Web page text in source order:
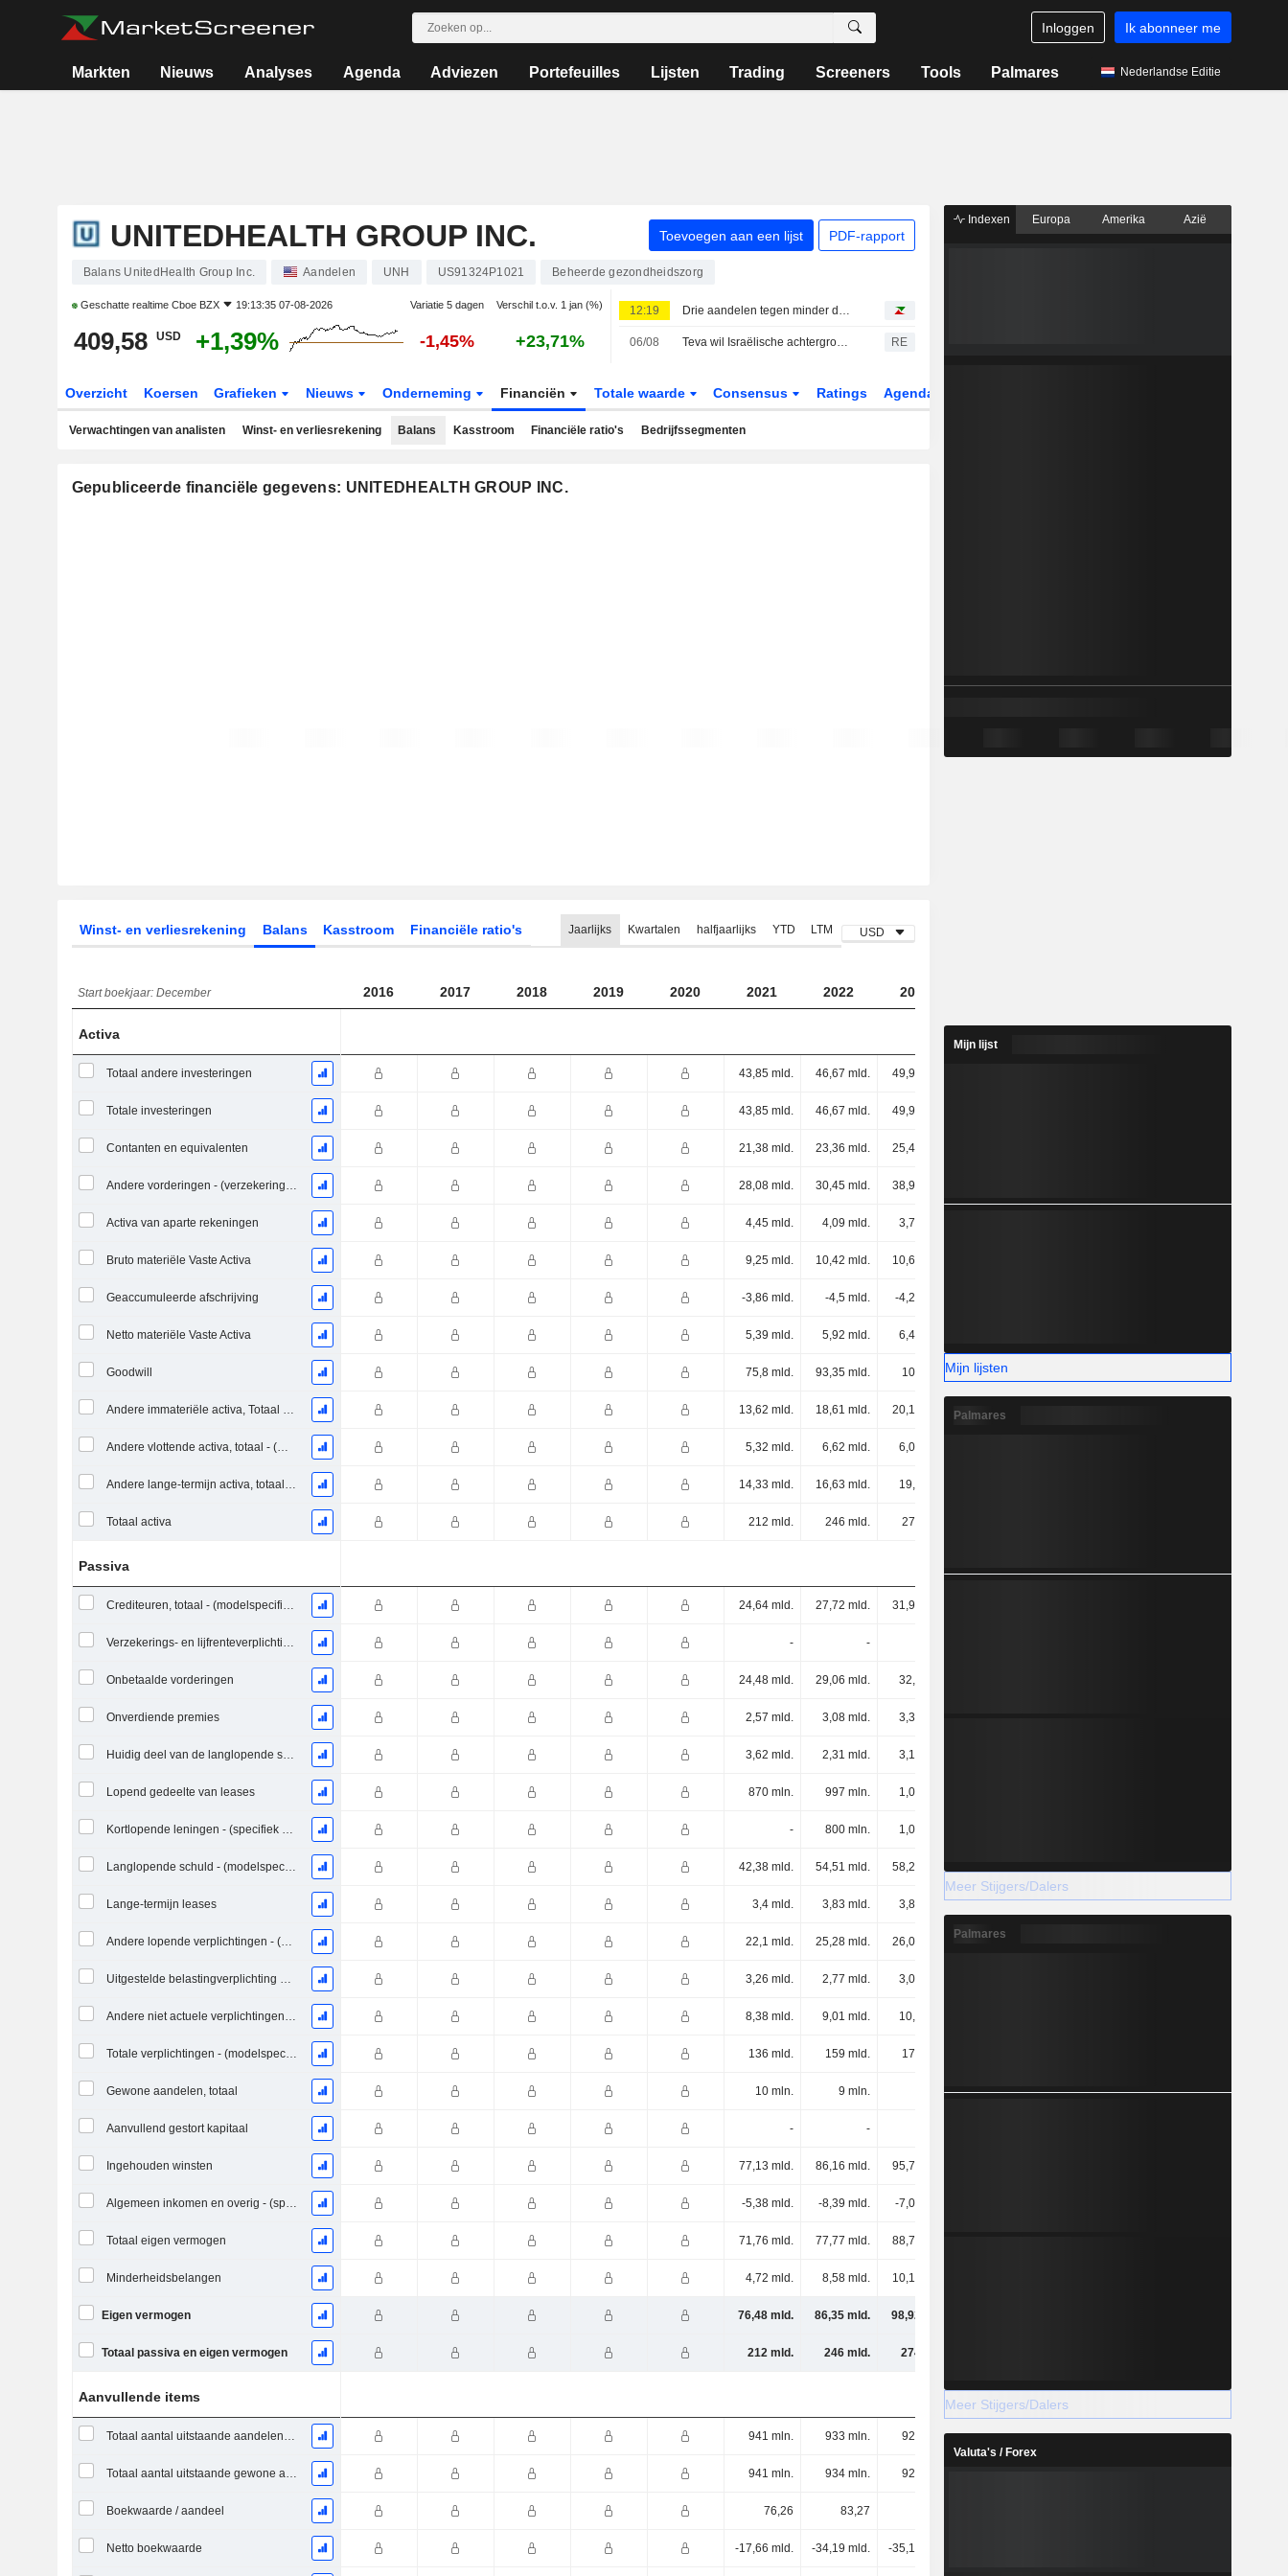
Inloggen Ik abonneer me
Markten Nieuws Analyses Agenda Adviezen Portefeuilles Lijsten Trading Screeners Tools Palmares Nederlandse Editie
UNITEDHEALTH GROUP INC. Toevoegen aan een lijst PDF-rapport
Balans UnitedHealth Group Inc. Aandelen UNH US91324P1021 Beheerde gezondheidszorg
Geschatte realtime Cboe BZX 19:13:35 07-08-2026 Variatie 5 dagen Verschil t.o.v. 1 jan (%)
409,58 USD +1,39% -1,45% +23,71%
12:19 Drie aandelen tegen minder dan 5 keer de winst: koopje of valstrik?
06/08 Teva wil Israëlische achtergrond buiten rechtszaal houden vanwege oorlog in Gaza RE
Overzicht Koersen Grafieken Nieuws Onderneming Financiën Totale waarde Consensus Ratings Agenda
Verwachtingen van analisten Winst- en verliesrekening Balans Kasstroom Financiële ratio's Bedrijfssegmenten
Gepubliceerde financiële gegevens: UNITEDHEALTH GROUP INC.
Winst- en verliesrekening Balans Kasstroom Financiële ratio's Jaarlijks Kwartalen halfjaarlijks YTD LTM USD
Start boekjaar: December 2016 2017 2018 2019 2020 2021 2022 2023
Activa
Totaal andere investeringen 43,85 mld. 46,67 mld. 49,91 mld.
Totale investeringen 43,85 mld. 46,67 mld. 49,91 mld.
Contanten en equivalenten 21,38 mld. 23,36 mld. 25,43 mld.
Andere vorderingen - (verzekeringsmodel) 28,08 mld. 30,45 mld. 38,97 mld.
Activa van aparte rekeningen 4,45 mld. 4,09 mld. 3,76 mld.
Bruto materiële Vaste Activa 9,25 mld. 10,42 mld. 10,67 mld.
Geaccumuleerde afschrijving -3,86 mld. -4,5 mld. -4,21 mld.
Netto materiële Vaste Activa 5,39 mld. 5,92 mld. 6,46 mld.
Goodwill 75,8 mld. 93,35 mld. 104 mld. 107 mld.
Andere immateriële activa, Totaal - (Modelspecifiek) 13,62 mld. 18,61 mld. 20,19 mld. 28,93 mld.
Andere vlottende activa, totaal - (modelspecifiek) 5,32 mld. 6,62 mld. 6,08 mld.
Andere lange-termijn activa, totaal - (model specifiek) 14,33 mld. 16,63 mld. 19,2 mld.
Totaal activa 212 mld. 246 mld. 274 mld.
Passiva
Crediteuren, totaal - (modelspecifiek) 24,64 mld. 27,72 mld. 31,96 mld.
Verzekerings- en lijfrenteverplichtingen - -
Onbetaalde vorderingen 24,48 mld. 29,06 mld. 32,4 mld.
Onverdiende premies 2,57 mld. 3,08 mld. 3,36 mld.
Huidig deel van de langlopende schuld - (specifiek voor het model) 3,62 mld. 2,31 mld. 3,19 mld.
Lopend gedeelte van leases 870 mln. 997 mln. 1,04 mld.
Kortlopende leningen - (specifiek voor het model) - 800 mln. 1,09 mld.
Langlopende schuld - (modelspecifiek) 42,38 mld. 54,51 mld. 58,26 mld.
Lange-termijn leases 3,4 mld. 3,83 mld. 3,86 mld. 3,88 mld. 3,56 mld.
Andere lopende verplichtingen - (brok / FS / verz. / REIT sjabloon) 22,1 mld. 25,28 mld. 26,03 mld. 26,33 mld.
Uitgestelde belastingverplichting niet-lopend - (modelspecifiek) 3,26 mld. 2,77 mld. 3,02 mld.
Andere niet actuele verplichtingen - (specifiek voor het model) 8,38 mld. 9,01 mld. 10,6 mld.
Totale verplichtingen - (modelspecifiek) 136 mld. 159 mld. 175 mld.
Gewone aandelen, totaal 10 mln. 9 mln. 9 mln. 9 mln. 9 mln.
Aanvullend gestort kapitaal - -
Ingehouden winsten 77,13 mld. 86,16 mld. 95,77 mld.
Algemeen inkomen en overig - (specifiek voor het model) -5,38 mld. -8,39 mld. -7,03 mld.
Totaal eigen vermogen 71,76 mld. 77,77 mld. 88,76 mld.
Minderheidsbelangen 4,72 mld. 8,58 mld. 10,16 mld.
Eigen vermogen 76,48 mld. 86,35 mld. 98,92 mld.
Totaal passiva en eigen vermogen 212 mld. 246 mld. 274 mld.
Aanvullende items
Totaal aantal uitstaande aandelen op de datum van indiening 941 mln. 933 mln. 922 mln. 915 mln. 908 mln.
Totaal aantal uitstaande gewone aandelen 941 mln. 934 mln. 924 mln.
Boekwaarde / aandeel 76,26 83,27
Netto boekwaarde -17,66 mld. -34,19 mld. -35,16 mld.
Indexen Europa Amerika Azië
Mijn lijst
Mijn lijsten
Palmares
Meer Stijgers/Dalers
Palmares
Meer Stijgers/Dalers
Valuta's / Forex